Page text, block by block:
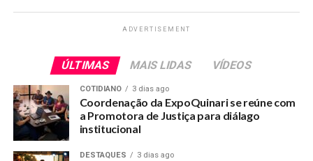
ADVERTISEMENT
ÚLTIMAS MAIS LIDAS VÍDEOS
COTIDIANO 3 dias ago
Coordenação da ExpoQuinari se reúne com
a Promotora de Justiça para diálago
institucional
DESTAQUES 3 dias ago